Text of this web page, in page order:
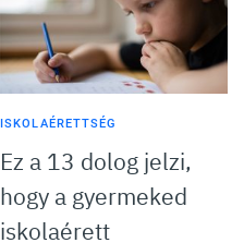
ISKOLAÉRETTSÉG
Ez a 13 dolog jelzi,
hogy a gyermeked
iskolaérett